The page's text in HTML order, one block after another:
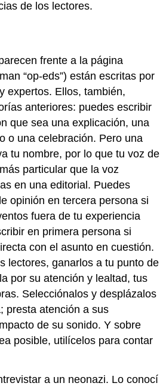
de los lectores.
frente a la página
“op-eds”) están escritas por
expertos. Ellos, también,
anteriores: puedes escribir
que sea una explicación, una
o una celebración. Pero una
tu nombre, por lo que tu voz de
particular que la voz
en una editorial. Puedes
opinión en tercera persona si
fuera de tu experiencia
en primera persona si
con el asunto en cuestión.
lectores, ganarlos a tu punto de
por su atención y lealtad, tus
Selecciónalos y desplázalos
presta atención a sus
de su sonido. Y sobre
posible, utilícelos para contar
a un neonazi. Lo conocí